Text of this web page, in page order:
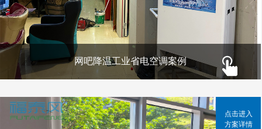
网吧降温工业省电空调案例
点击进入
方案详情